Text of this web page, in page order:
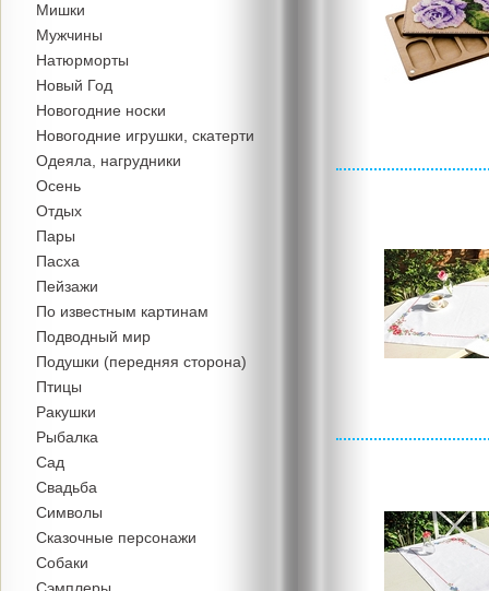
Мишки
Мужчины
Натюрморты
Новый Год
Новогодние носки
Новогодние игрушки, скатерти
Одеяла, нагрудники
Осень
Отдых
Пары
Пасха
Пейзажи
По известным картинам
Подводный мир
Подушки (передняя сторона)
Птицы
Ракушки
Рыбалка
Сад
Свадьба
Символы
Сказочные персонажи
Собаки